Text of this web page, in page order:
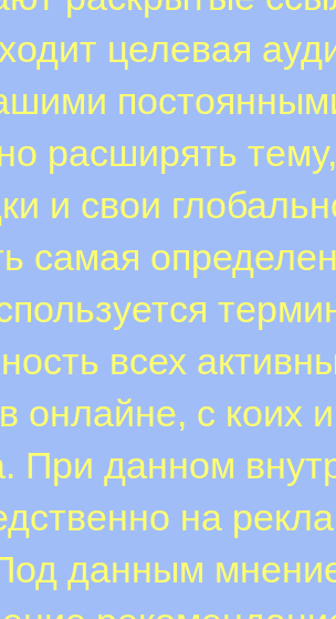
целевая
расширять
и свои
самая
всех
онлайне, с коих
При данном
на
данным